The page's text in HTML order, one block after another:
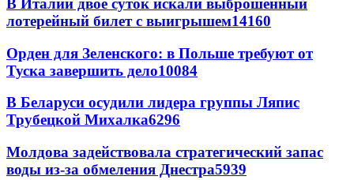
В Италии двое суток искали выброшенный
лотерейный билет с выигрышем14160
Орден для Зеленского: в Польше требуют от
Туска завершить дело10084
В Беларуси осудили лидера группы Ляпис
Трубецкой Михалка6296
Молдова задействовала стратегический запас
воды из-за обмеления Днестра5939